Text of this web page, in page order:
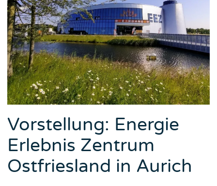
Vorstellung: Energie
Erlebnis Zentrum
Ostfriesland in Aurich